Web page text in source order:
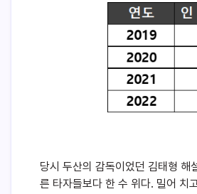
당시 두산의 감독이었던 김태형
른 타자들보다 한 수 위다. 밀어 치